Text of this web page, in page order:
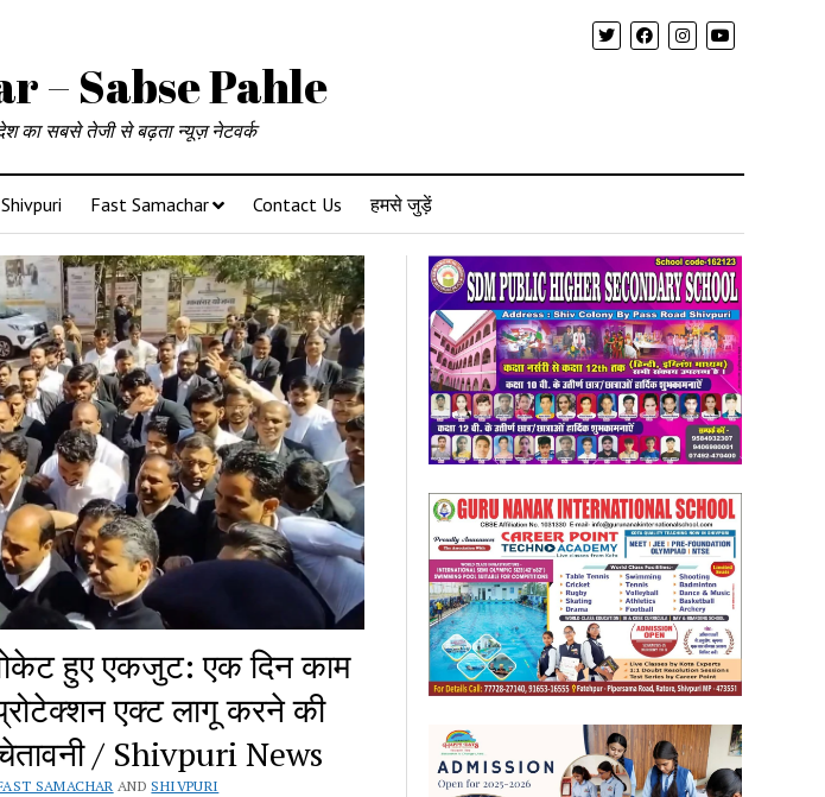
– Sabse Pahle
का सबसे तेजी से बढ़ता न्यूज़ नेटवर्क
Shivpuri Fast Samachar Contact Us हमसे जुड़ें
हुए एकजुट: एक दिन काम
एक्ट लागू करने की
/ Shivpuri News
SAMACHAR AND SHIVPURI